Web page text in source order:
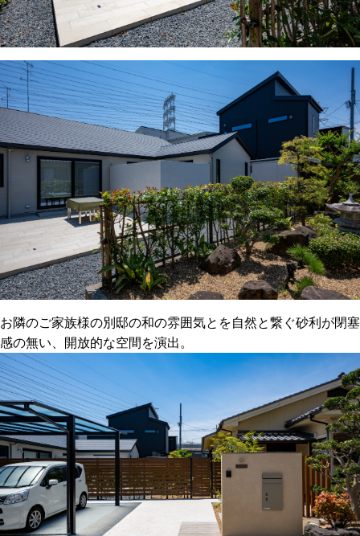
お隣のご家族様の別邸の和の雰囲気とを自然と繋ぐ砂利が閉塞
感の無い、開放的な空間を演出。